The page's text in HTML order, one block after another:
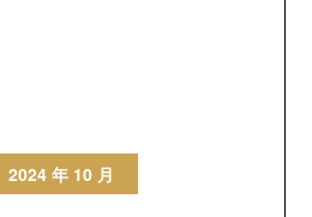
2024 年 10 月